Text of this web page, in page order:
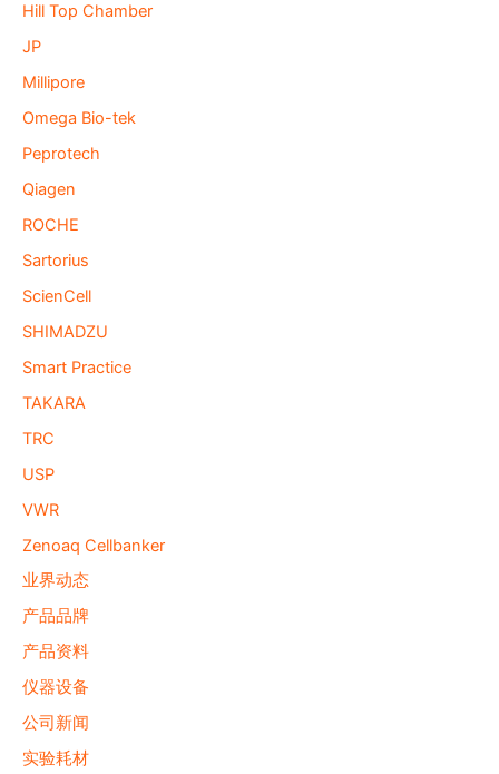
Hill Top Chamber
JP
Millipore
Omega Bio-tek
Peprotech
Qiagen
ROCHE
Sartorius
ScienCell
SHIMADZU
Smart Practice
TAKARA
TRC
USP
VWR
Zenoaq Cellbanker
业界动态
产品品牌
产品资料
仪器设备
公司新闻
实验耗材